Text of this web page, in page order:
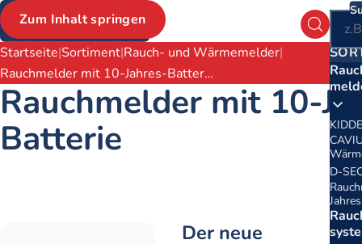
Zum Inhalt springen
D-
Brotkrumen
Startseite Sortiment Rauch- und Wärme­­­melder
Rauchmelder mit 10-Jahres-Batter…
Rauchmelder mit 10-
Batterie
Der neue